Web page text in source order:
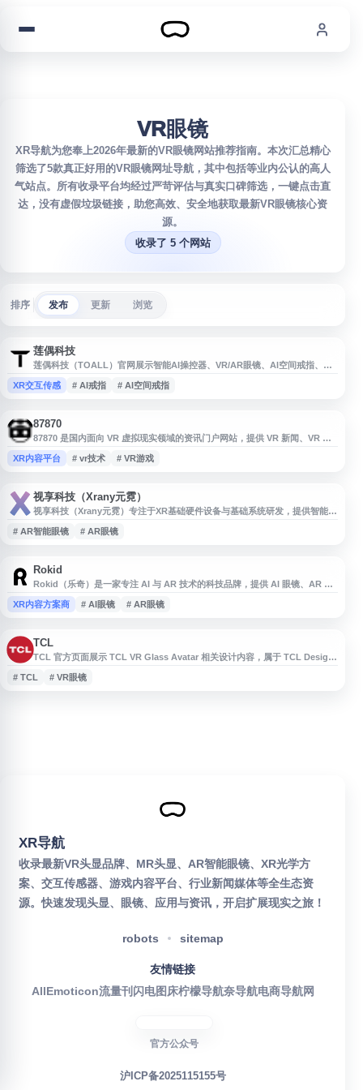
VR眼镜
XR导航为您奉上2026年最新的VR眼镜网站推荐指南。本次汇总精心
筛选了5款真正好用的VR眼镜网址导航，其中包括等业内公认的高人
气站点。所有收录平台均经过严苛评估与真实口碑筛选，一键点击直
达，没有虚假垃圾链接，助您高效、安全地获取最新VR眼镜核心资
源。
收录了 5 个网站
排序 发布 更新 浏览
莲偶科技
莲偶科技（TOALL）官网展示智能AI操控器、VR/AR眼镜、AI空间戒指、同
声传译翻译器、魔法飞碟等创新科技产品，覆盖智能办公设备、儿童科技玩具
与智能潮玩等领域。网站提供产品信息与品牌介绍，适合关注智能硬件、
XR交互传感 # AI戒指 # AI空间戒指
87870
87870 是国内面向 VR 虚拟现实领域的资讯门户网站，提供 VR 新闻、VR 游
戏、VR 眼镜、VR 技术、VR 视频、VR 软件、VR 电影等相关内容报道。网站
聚焦虚拟现实行业动态与用户体验信息，适合 VR 爱好者、从业者及关注虚拟
XR内容平台 # vr技术 # VR游戏
视享科技（Xrany元霓）
视享科技（Xrany元霓）专注于XR基础硬件设备与基础系统研发，提供智能眼
应用场景与较全面的功能，适用于巨幕观影等多种体验场景。
# AR智能眼镜 # AR眼镜
Rokid
Rokid（乐奇）是一家专注 AI 与 AR 技术的科技品牌，提供 AI 眼镜、AR 眼
镜、空间计算套装、随身大屏显示设备及 YodaOS 空间计算系统等产品与解
决方案。官网展示 Rokid Glasses、Rokid AR Lite、Rokid Max 等硬件，以
XR内容方案商 # AI眼镜 # AR眼镜
TCL
TCL 官方页面展示 TCL VR Glass Avatar 相关设计内容，属于 TCL Design
进行介绍，适合关注 TCL 产品设计、虚拟现实设备、智能硬件创新及消费电
# TCL # VR眼镜
XR导航
收录最新VR头显品牌、MR头显、AR智能眼镜、XR光学方
案、交互传感器、游戏内容平台、行业新闻媒体等全生态资
源。快速发现头显、眼镜、应用与资讯，开启扩展现实之旅！
robots sitemap
友情链接
AllEmoticon流量刊 闪电图床柠檬导航奈导航电商导航网
官方公众号
沪ICP备2025115155号